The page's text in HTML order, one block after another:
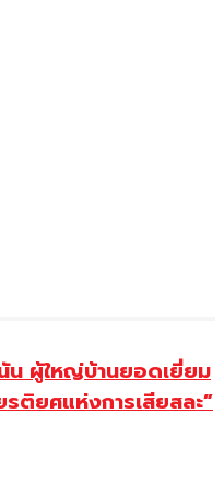
น ผู้ใหญ่บ้านยอดเยี่ยม
ติยศแห่งการเสียสละ”